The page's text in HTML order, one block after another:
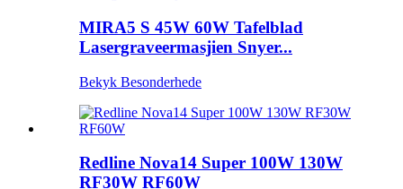
MIRA5 S 45W 60W Tafelblad
Lasergraveermasjien Snyer...
Bekyk Besonderhede
Redline Nova14 Super 100W 130W
RF30W RF60W